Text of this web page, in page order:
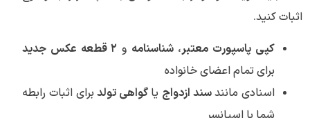
اثبات کنید.
کپی پاسپورت معتبر،شناسنامه و ۲ قطعه عکس جدید
برای تمام اعضای خانواده
اسنادی مانندسند ازدواج یاگواهی تولدبرای اثبات رابطه